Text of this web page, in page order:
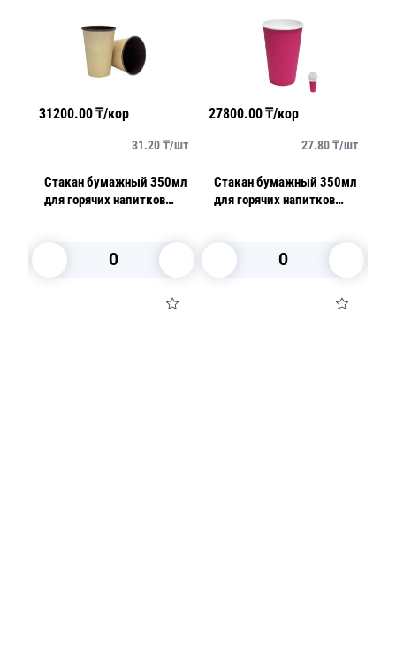
31200.00₸/кор
31.20₸/шт
Стакан бумажный 350мл
для горячих напитков
27800.00₸/кор
27.80₸/шт
Стакан бумажный 350мл
для горячих напитков